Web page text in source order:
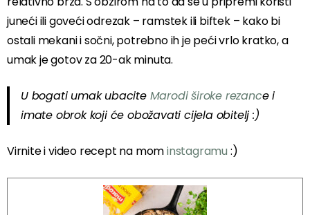
juneći ili goveći odrezak – ramstek ili biftek – kako bi
ostali mekani i sočni, potrebno ih je peći vrlo kratko, a
umak je gotov za 20-ak minuta.
U bogati umak ubacite Marodi široke rezance i
imate obrok koji će obožavati cijela obitelj :)
Virnite i video recept na mominstagramu :)